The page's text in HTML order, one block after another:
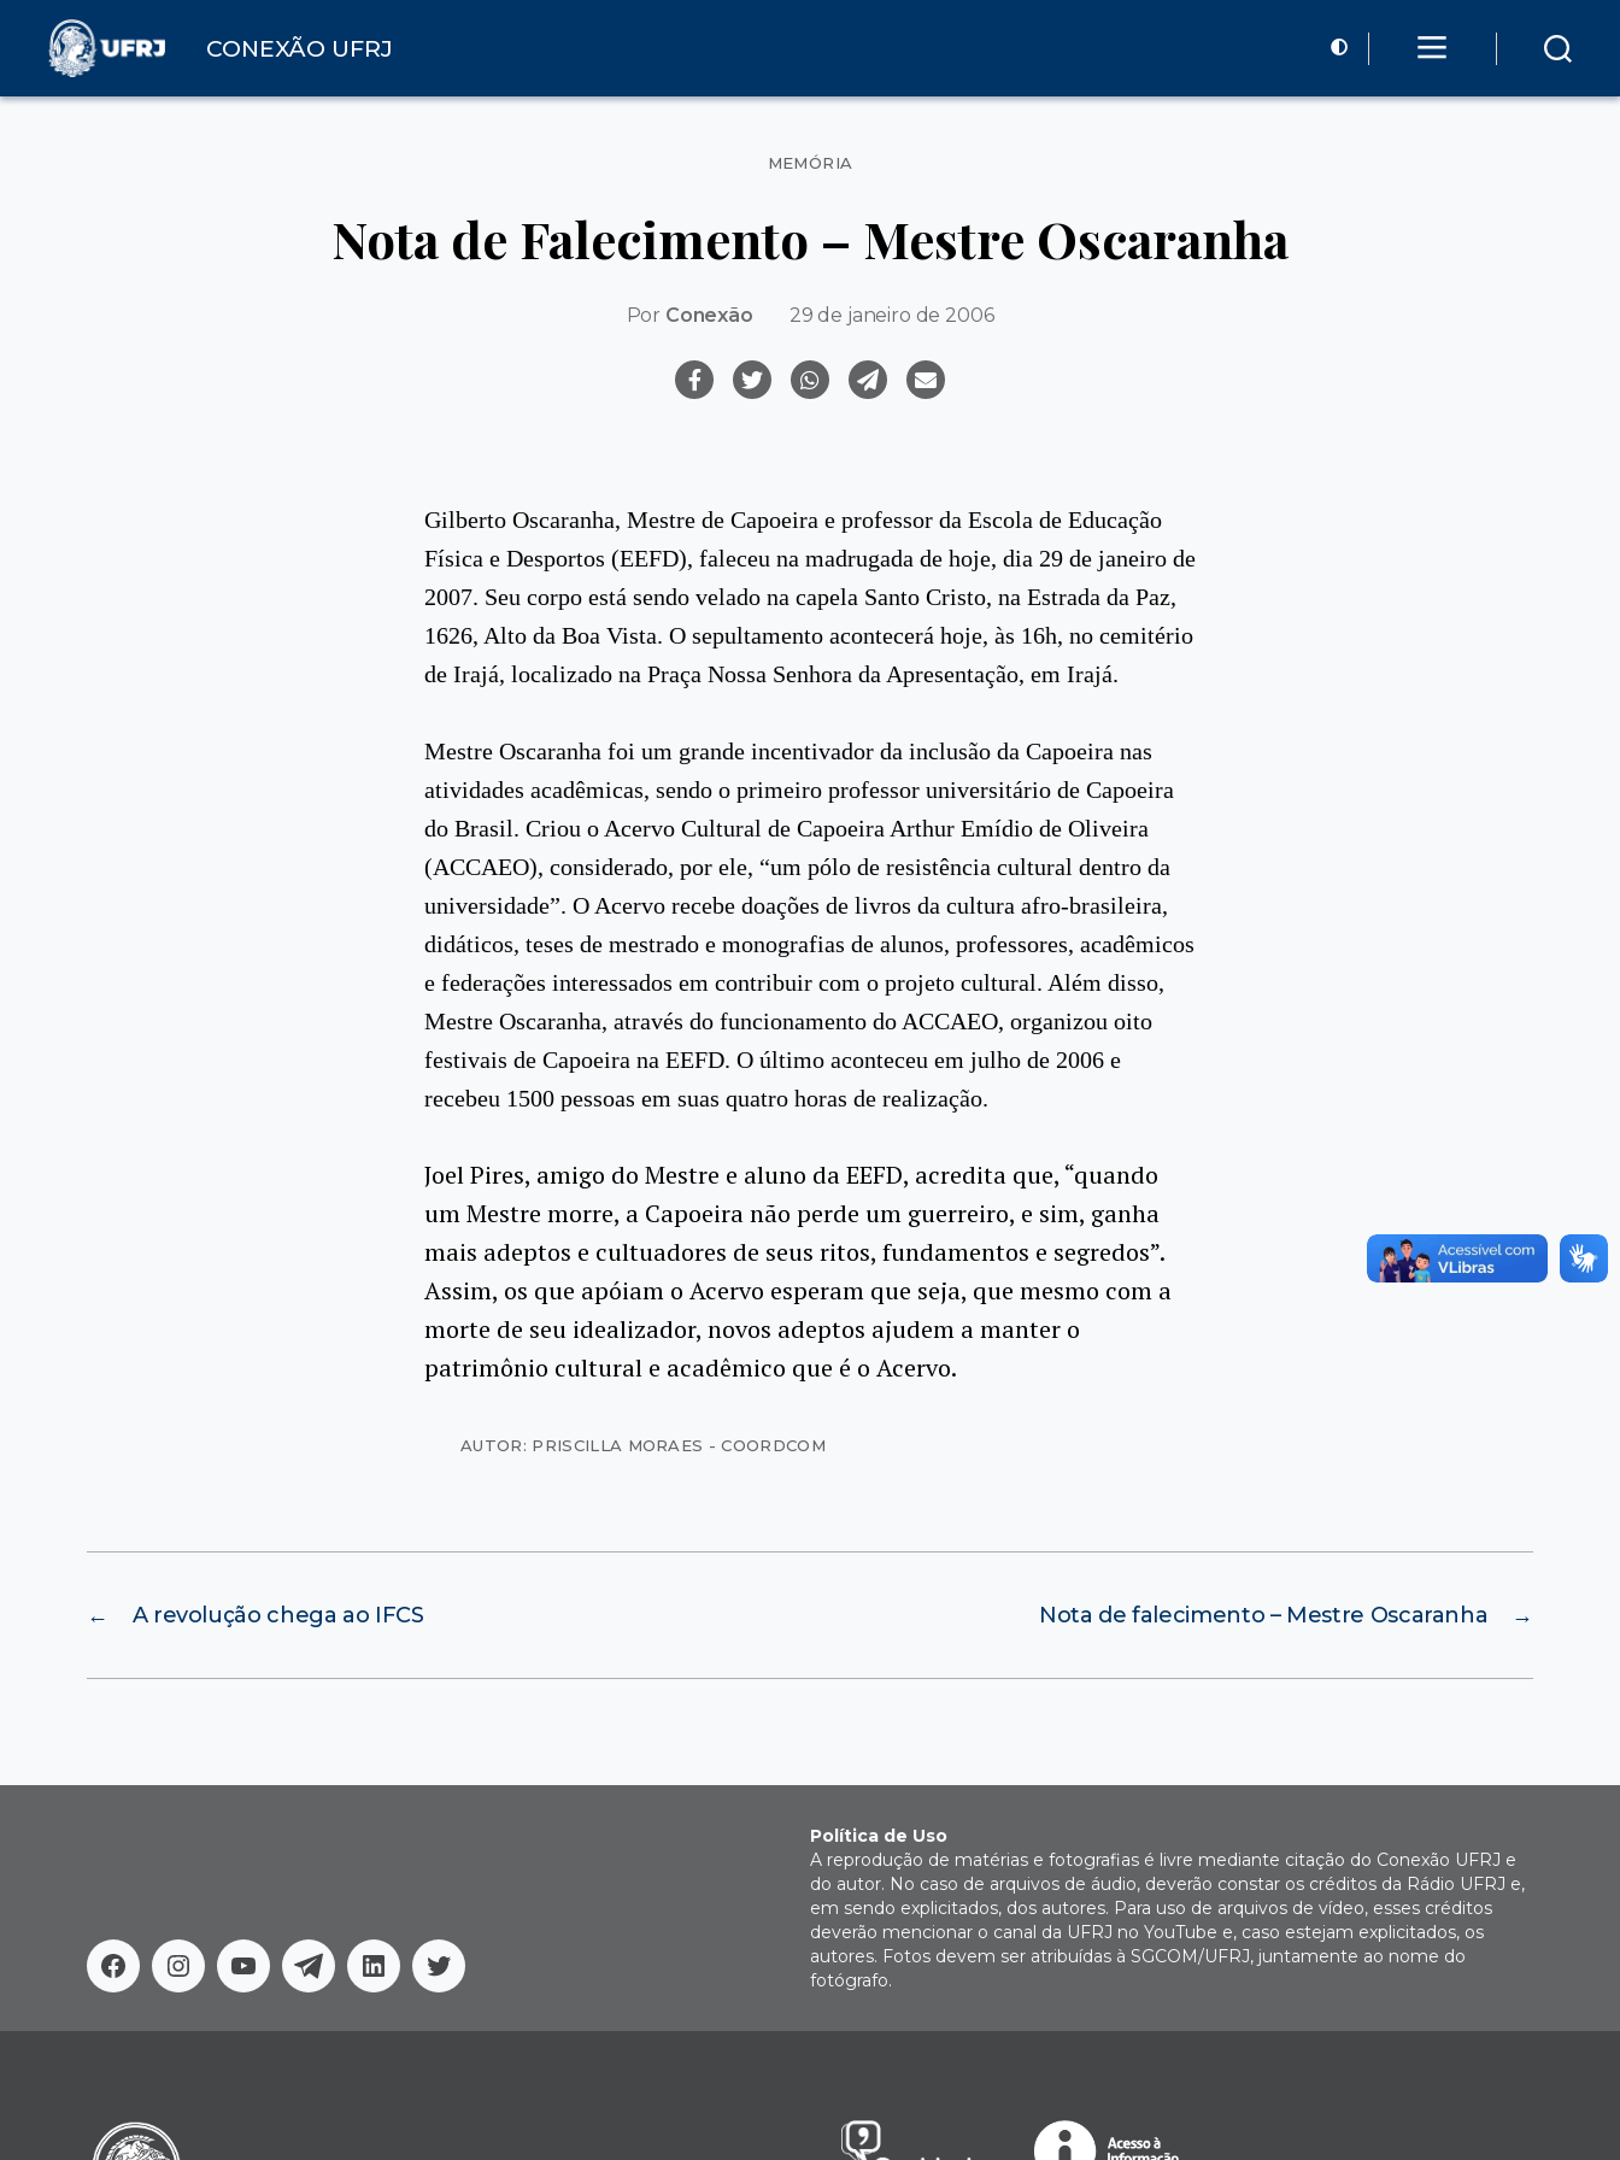
CONEXÃO UFRJ
Categorias
MEMÓRIA
Nota de Falecimento – Mestre Oscaranha
Por Conexão 29 de janeiro de 2006
Gilberto Oscaranha, Mestre de Capoeira e professor da Escola de Educação
Física e Desportos (EEFD), faleceu na madrugada de hoje, dia 29 de janeiro de
2007. Seu corpo está sendo velado na capela Santo Cristo, na Estrada da Paz,
1626, Alto da Boa Vista. O sepultamento acontecerá hoje, às 16h, no cemitério
de Irajá, localizado na Praça Nossa Senhora da Apresentação, em Irajá.
Mestre Oscaranha foi um grande incentivador da inclusão da Capoeira nas
atividades acadêmicas, sendo o primeiro professor universitário de Capoeira
do Brasil. Criou o Acervo Cultural de Capoeira Arthur Emídio de Oliveira
(ACCAEO), considerado, por ele, “um pólo de resistência cultural dentro da
universidade”. O Acervo recebe doações de livros da cultura afro-brasileira,
didáticos, teses de mestrado e monografias de alunos, professores, acadêmicos
e federações interessados em contribuir com o projeto cultural. Além disso,
Mestre Oscaranha, através do funcionamento do ACCAEO, organizou oito
festivais de Capoeira na EEFD. O último aconteceu em julho de 2006 e
recebeu 1500 pessoas em suas quatro horas de realização.
Joel Pires, amigo do Mestre e aluno da EEFD, acredita que, “quando
um Mestre morre, a Capoeira não perde um guerreiro, e sim, ganha
mais adeptos e cultuadores de seus ritos, fundamentos e segredos”.
Assim, os que apóiam o Acervo esperam que seja, que mesmo com a
morte de seu idealizador, novos adeptos ajudem a manter o
patrimônio cultural e acadêmico que é o Acervo.
AUTOR: PRISCILLA MORAES - COORDCOM
← A revolução chega ao IFCS →
Nota de falecimento – Mestre Oscaranha
FacebookInstagram
YoutubeTelegramLinkedinTwitter
Política de Uso
A reprodução de matérias e fotografias é livre mediante citação do Conexão UFRJ e
do autor. No caso de arquivos de áudio, deverão constar os créditos da Rádio UFRJ e,
em sendo explicitados, dos autores. Para uso de arquivos de vídeo, esses créditos
deverão mencionar o canal da UFRJ no YouTube e, caso estejam explicitados, os
autores. Fotos devem ser atribuídas à SGCOM/UFRJ, juntamente ao nome do
fotógrafo.